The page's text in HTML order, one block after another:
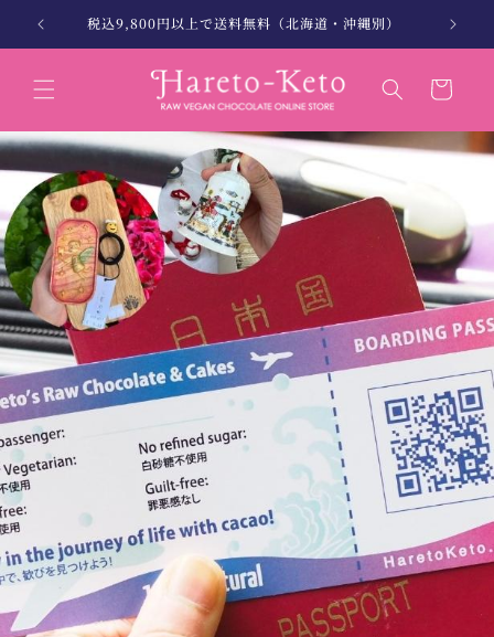
コンテン
ツに進む
税込9,800円以上で送料無料（北海道・沖縄別）
ー